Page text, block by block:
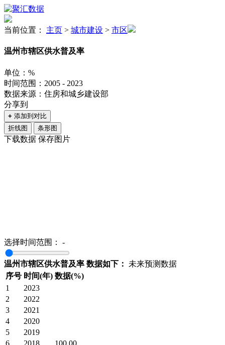
当前位置： 主页 > 城市建设 > 市区
温州市辖区供水普及率
单位：%
时间范围：2005 - 2023
数据来源：住房和城乡建设部
分享到
+ 添加到对比
折线图
条形图
下载数据 保存图片
选择时间范围： -
温州市辖区供水普及率 数据如下：
未来预测数据
序号 时间(年) 数据(%)
1
2023
2
2022
3
2021
4
2020
5
2019
6
2018
100.00